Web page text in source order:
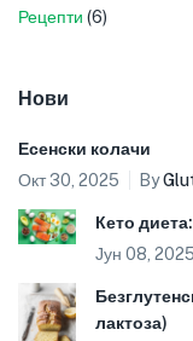
Рецепти (6)
Нови
Есенски колачи
Окт 30, 2025
By
Кето
Јун 08, 2025
лактоза)